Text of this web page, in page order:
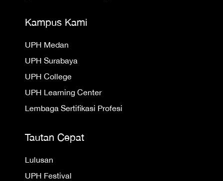
Kampus Kami
UPH Medan
UPH Surabaya
UPH College
UPH Learning Center
Lembaga Sertifikasi Profesi
Tautan Cepat
Lulusan
UPH Festival